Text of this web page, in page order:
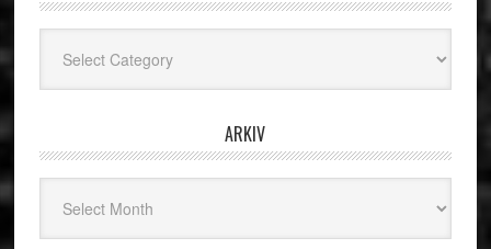
ARKIV